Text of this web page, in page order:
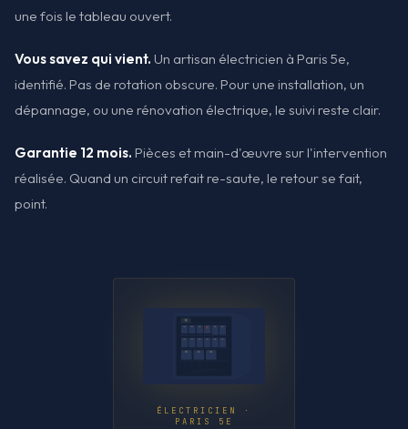
une fois le tableau ouvert.
Vous savez qui vient. Un artisan électricien à Paris 5e,
identifié. Pas de rotation obscure. Pour une installation, un
dépannage, ou une rénovation électrique, le suivi reste clair.
Garantie 12 mois. Pièces et main-d'œuvre sur l'intervention
réalisée. Quand un circuit refait re-saute, le retour se fait,
point.
ÉLECTRICIEN ·
PARIS 5E